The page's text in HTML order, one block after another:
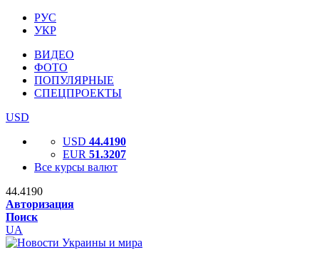
РУС
УКР
ВИДЕО
ФОТО
ПОПУЛЯРНЫЕ
СПЕЦПРОЕКТЫ
USD
USD 44.4190
EUR 51.3207
Все курсы валют
44.4190
Авторизация
Поиск
UA